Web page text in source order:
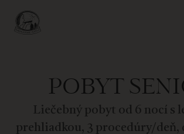
POBYT
Liečebný pobyt od 6 nocí s
prehliadkou, 3 procedúry/deň,